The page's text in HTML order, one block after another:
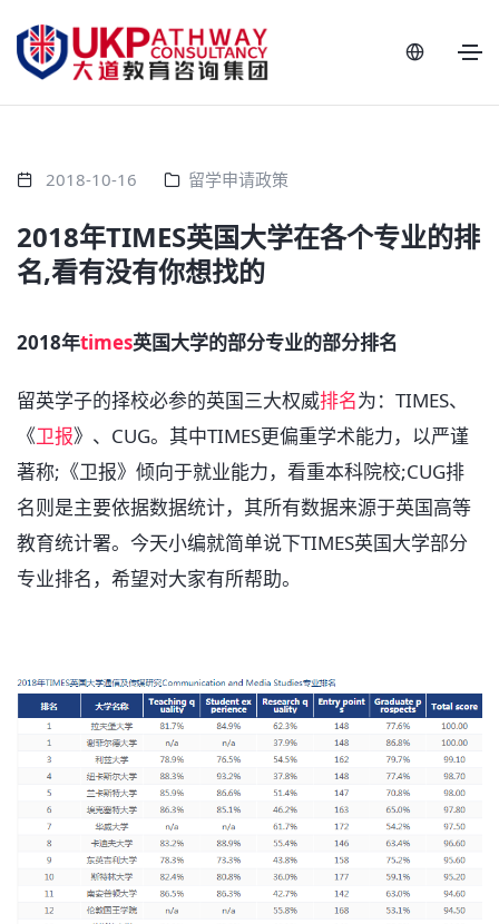
2018-10-16 留学申请政策
2018年TIMES英国大学在各个专业的排
名,看有没有你想找的
2018年times英国大学的部分专业的部分排名
留英学子的择校必参的英国三大权威排名为：TIMES、
《卫报》、CUG。其中TIMES更偏重学术能力，以严谨
著称;《卫报》倾向于就业能力，看重本科院校;CUG排
名则是主要依据数据统计，其所有数据来源于英国高等
教育统计署。今天小编就简单说下TIMES英国大学部分
专业排名，希望对大家有所帮助。